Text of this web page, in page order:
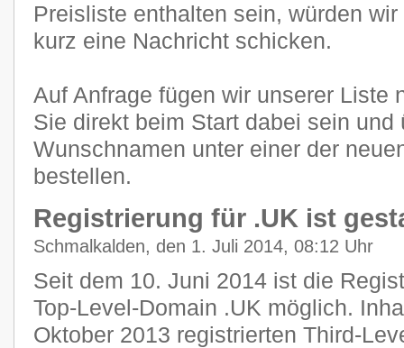
Preisliste enthalten sein, würden
kurz eine Nachricht schicken.
Auf Anfrage fügen wir unserer Liste
Sie direkt beim Start dabei sein und
Wunschnamen unter einer der
bestellen.
Registrierung für .UK ist
Schmalkalden, den 1. Juli 2014, 08:12 Uhr
Seit dem 10. Juni 2014 ist die
Top-Level-Domain .UK möglich.
Oktober 2013 registrierten Third-